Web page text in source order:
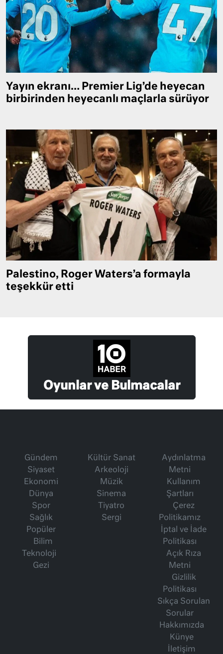
Yayın ekranı… Premier Lig’de heyecan
birbirinden heyecanlı maçlarla sürüyor
Palestino, Roger Waters’a formayla
teşekkür etti
Oyunlar ve Bulmacalar
Gündem
Siyaset
Ekonomi
Dünya
Spor
Sağlık
Popüler
Bilim
Teknoloji
Gezi
Kültür Sanat
Arkeoloji
Müzik
Sinema
Tiyatro
Sergi
Aydınlatma
Metni
Kullanım
Şartları
Çerez
Politikamız
İptal ve İade
Politikası
Açık Rıza
Metni
Gizlilik
Politikası
Sıkça Sorulan
Sorular
Hakkımızda
Künye
İletişim